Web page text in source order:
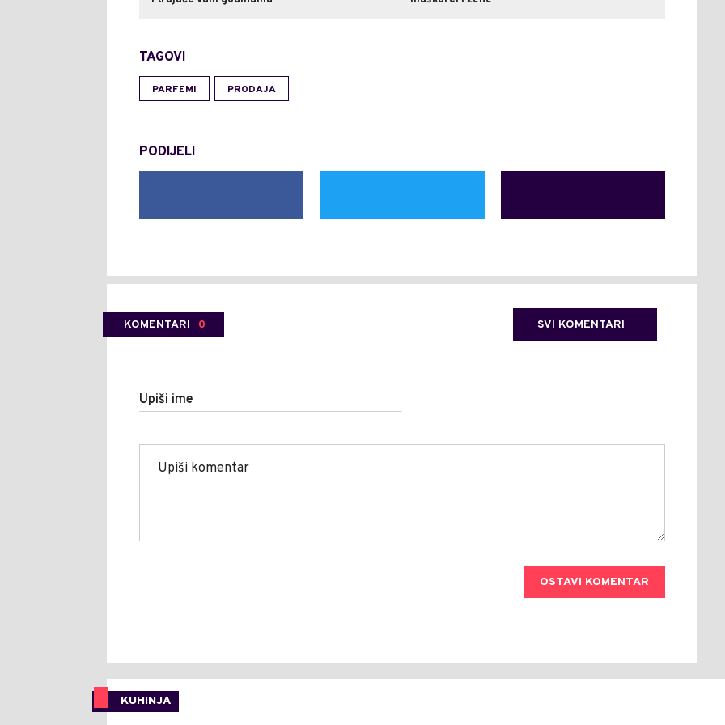
TAGOVI
PARFEMI PRODAJA
PODIJELI
KOMENTARI 0 SVI KOMENTARI
Upiši ime
OSTAVI KOMENTAR
KUHINJA